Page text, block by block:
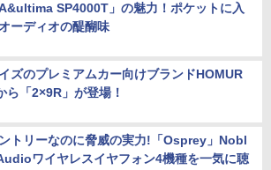
A&ultima SP4000T」の魅力！ポケットに入
ーディオの醍醐味
ズのプレミアムカー向けブランドHOMUR
ら「2×9R」が登場！
トリーなのに脅威の実力!「Osprey」Nobl
ワイヤレスイヤフォン4機種を一気に聴